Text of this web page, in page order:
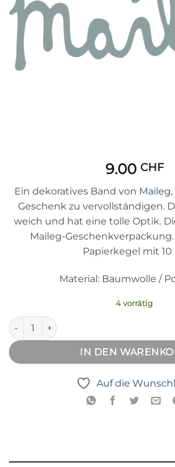
9.00 CHF
Ein dekoratives Band von Maileg
Geschenk zu vervollständigen.
weich und hat eine tolle Optik.
Maileg-
Papierkegel mit 10
Material: Baumwolle /
4 vorrätig
Geschenkband rot Menge
IN DEN
Auf die